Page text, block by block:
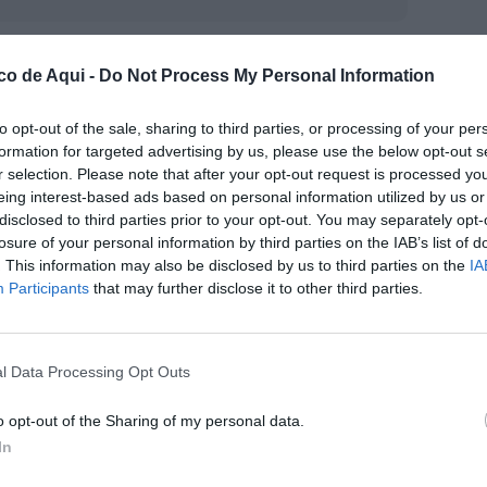
de Aqui - Do Not Process My Personal Information
opt-out of the sale, sharing to third parties, or processing of your
for targeted advertising by us, please use the below opt-out
selection. Please note that after your opt-out request is processed
interest-based ads based on personal information utilized by us
to third parties prior to your opt-out. You may separately
of your personal information by third parties on the IAB’s list of
This information may also be disclosed by us to third parties on the
Participants that may further disclose it to other third parties.
Data Processing Opt Outs
opt-out of the Sharing of my personal data.
espacio celebró sucentenariocon una
cita que fusionó memoria colectiva,
.
, fue el encargado de inaugurar el acto
Durante su intervención, el primer edil
comercial y socialque este mercado ha
diaria de Sedaví.